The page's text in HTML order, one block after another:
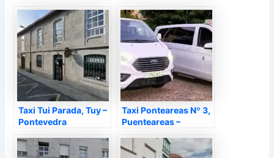
Taxi Tui Parada, Tuy –
Pontevedra
Taxi Ponteareas Nº 3,
Puenteareas –